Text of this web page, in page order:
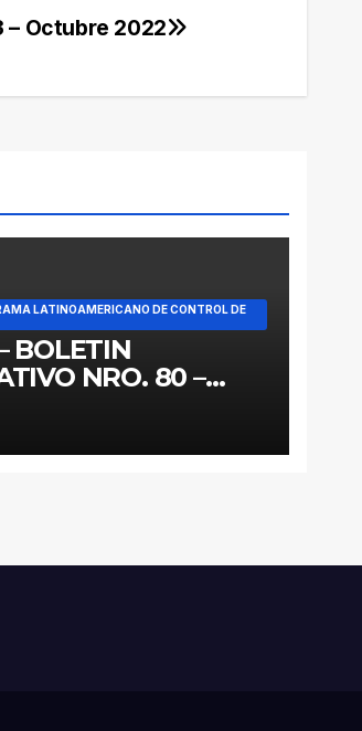
– Octubre 2022
LATINOAMERICANO DE CONTROL DE
BOLETIN
NRO. 80 –